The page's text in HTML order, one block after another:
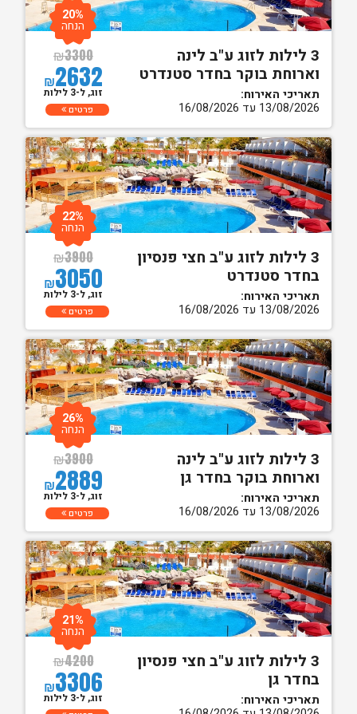
3 לילות לזוג ע"ב לינה
וארוחת בוקר בחדר סטנדרט
תאריכי האירוח:
13/08/2026 עד 16/08/2026
₪3300
₪2632
20%
הנחה
זוג, ל-3 לילות
פרטים
3 לילות לזוג ע"ב חצי פנסיון
בחדר סטנדרט
תאריכי האירוח:
13/08/2026 עד 16/08/2026
₪3900
₪3050
22%
הנחה
זוג, ל-3 לילות
פרטים
3 לילות לזוג ע"ב לינה
וארוחת בוקר בחדר גן
תאריכי האירוח:
13/08/2026 עד 16/08/2026
₪3900
₪2889
26%
הנחה
זוג, ל-3 לילות
פרטים
3 לילות לזוג ע"ב חצי פנסיון
בחדר גן
תאריכי האירוח:
₪4200
₪3306
21%
הנחה
זוג, ל-3 לילות